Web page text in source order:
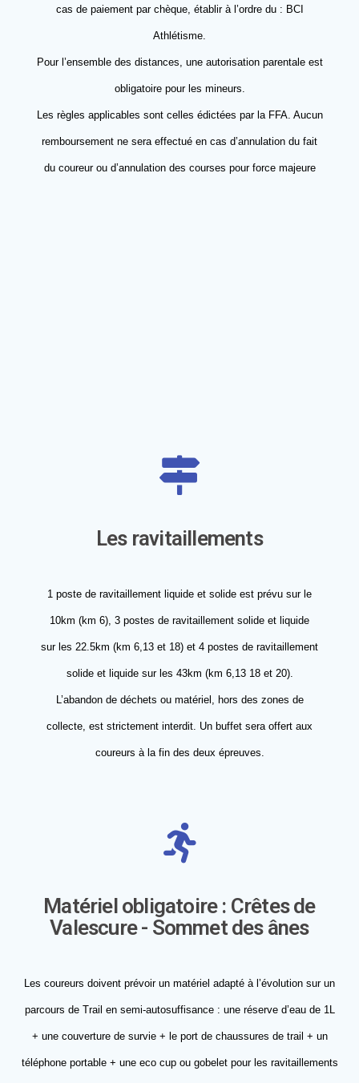
cas de paiement par chèque, établir à l’ordre du : BCI
Athlétisme.
Pour l’ensemble des distances, une autorisation parentale est
obligatoire pour les mineurs.
Les règles applicables sont celles édictées par la FFA. Aucun
remboursement ne sera effectué en cas d’annulation du fait
du coureur ou d’annulation des courses pour force majeure
Les ravitaillements
1 poste de ravitaillement liquide et solide est prévu sur le
10km (km 6), 3 postes de ravitaillement solide et liquide
sur les 22.5km (km 6,13 et 18) et 4 postes de ravitaillement
solide et liquide sur les 43km (km 6,13 18 et 20).
L’abandon de déchets ou matériel, hors des zones de
collecte, est strictement interdit. Un buffet sera offert aux
coureurs à la fin des deux épreuves.
Matériel obligatoire : Crêtes de
Valescure - Sommet des ânes
Les coureurs doivent prévoir un matériel adapté à l’évolution sur un
parcours de Trail en semi-autosuffisance : une réserve d’eau de 1L
+ une couverture de survie + le port de chaussures de trail + un
téléphone portable + une eco cup ou gobelet pour les ravitaillements